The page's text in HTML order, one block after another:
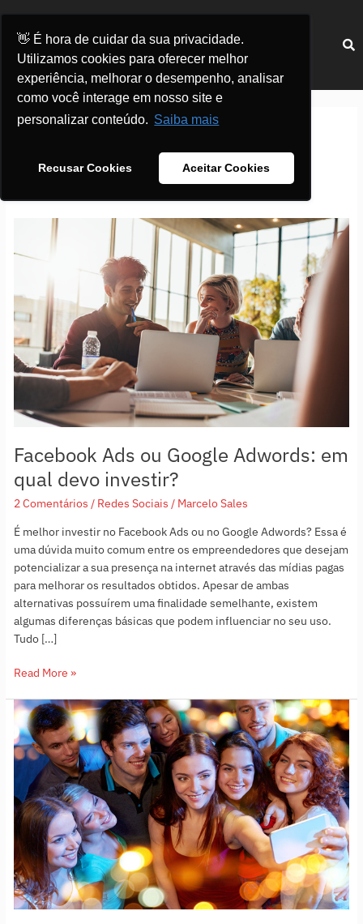
👋 É hora de cuidar da sua privacidade.
Utilizamos cookies para oferecer melhor
experiência, melhorar o desempenho, analisar
como você interage em nosso site e
personalizar conteúdo. Saiba mais
Recusar Cookies Aceitar Cookies
conteúdo
Redes Sociais
Facebook Ads ou Google Adwords: em
qual devo investir?
2 Comentários / Redes Sociais / Marcelo Sales
É melhor investir no Facebook Ads ou no Google Adwords? Essa é
uma dúvida muito comum entre os empreendedores que desejam
potencializar a sua presença na internet através das mídias pagas
para melhorar os resultados obtidos. Apesar de ambas
alternativas possuírem uma finalidade semelhante, existem
algumas diferenças básicas que podem influenciar no seu uso.
Tudo […]
Facebook
ou
Adwords:
em
devo
investir?
Read More »
10
dicas
para
ganhar
seguidores
no
Instagram
da
sua
empresa
Paginação
de